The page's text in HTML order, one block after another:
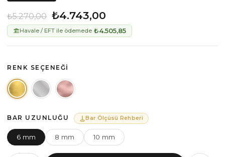
₺5.270,00 ₺4.743,00
Havale / EFT ile ödemede ₺4.505,85
RENK SEÇENEĞI
BAR UZUNLUĞU Bar Ölçüsü Rehberi
6 mm 8 mm 10 mm